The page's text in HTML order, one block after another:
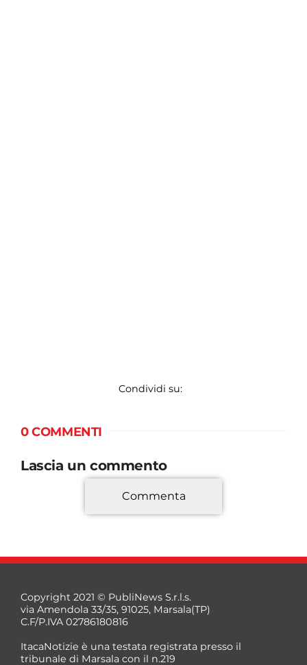
Condividi su:
0 COMMENTI
Lascia un commento
*
Commenta
Copyright 2021 © PubliNews S.r.l.s.
via Amendola 33/35, 91025, Marsala(TP)
C.F/P.IVA 02786180816
ItacaNotizie è una testata registrata presso il
tribunale di Marsala con il n.219